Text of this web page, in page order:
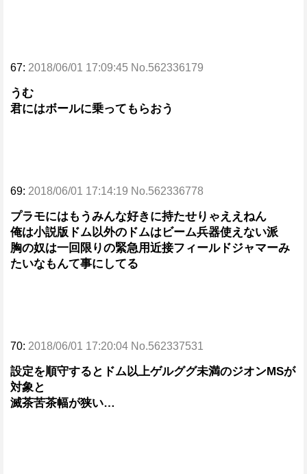
67: 2018/06/01 17:09:45 No.562336179
うむ
君にはボールに乗ってもらおう
69: 2018/06/01 17:14:19 No.562336778
プラモにはもうみんな好きに持たせりゃええねん
俺は小説版ドム以外のドムはビーム兵器使えない派
胸の奴は一回限りの緊急用近接フィールドジャマーみ
たいなもんて事にしてる
70: 2018/06/01 17:20:04 No.562337531
設定を順守するとドム以上ゲルググ未満のジオンMSが
対象と
滅茶苦茶幅が狭い…